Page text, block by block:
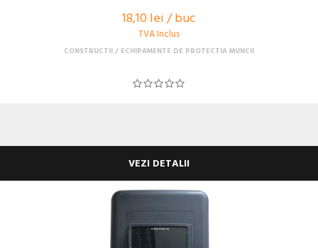
18,10 lei / buc
TVA Inclus
CONSTRUCTII ECHIPAMENTE DE PROTECTIA MUNCII
VEZI DETALII